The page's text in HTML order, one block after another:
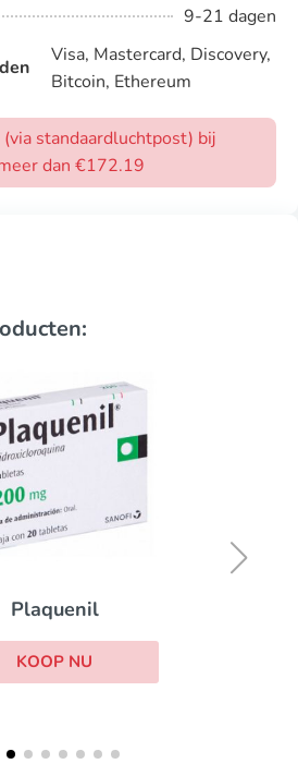
9-21 dagen
Visa, Mastercard, Discovery,
Bitcoin, Ethereum
standaardluchtpost) bij
dan €172.19
Plaquenil
KOOP NU